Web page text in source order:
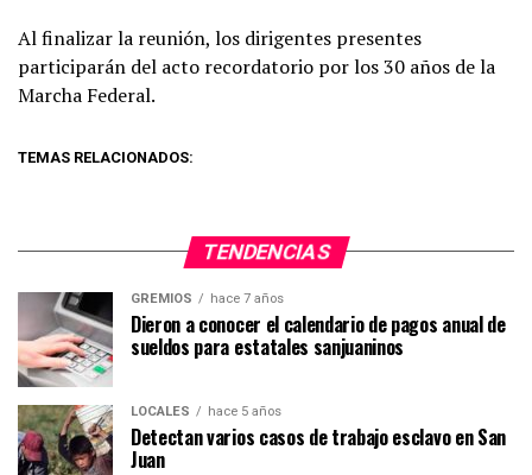
Al finalizar la reunión, los dirigentes presentes
participarán del acto recordatorio por los 30 años de la
Marcha Federal.
TEMAS RELACIONADOS:
TENDENCIAS
GREMIOS hace 7 años
Dieron a conocer el calendario de pagos anual de
sueldos para estatales sanjuaninos
LOCALES hace 5 años
Detectan varios casos de trabajo esclavo en San
Juan